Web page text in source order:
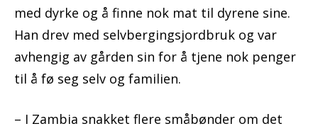
med dyrke og å finne nok mat til dyrene sine.
Han drev med selvbergingsjordbruk og var
avhengig av gården sin for å tjene nok penger
til å fø seg selv og familien.
– I Zambia snakket flere småbønder om det